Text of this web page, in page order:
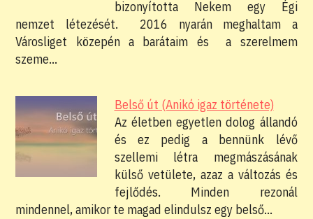
bizonyította Nekem egy Égi
nemzet létezését. 2016 nyarán meghaltam a
Városliget közepén a barátaim és a szerelmem
szeme…
Belső út (Anikó igaz története)
Az életben egyetlen dolog állandó
és ez pedig a bennünk lévő
szellemi létra megmászásának
külső vetülete, azaz a változás és
fejlődés. Minden rezonál
mindennel, amikor te magad elindulsz egy belső…